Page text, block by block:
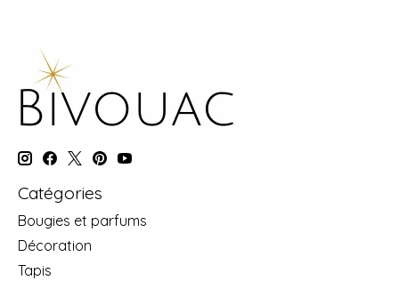
Catégories
Bougies et parfums
Décoration
Tapis